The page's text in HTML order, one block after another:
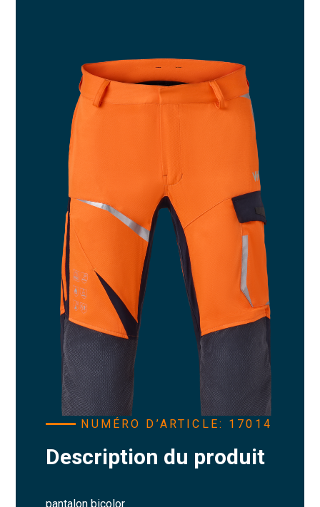
NUMÉRO D’ARTICLE: 17014
Description du produit
pantalon bicolor